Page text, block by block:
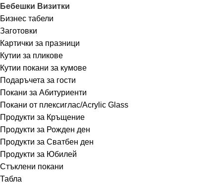
Бебешки Визитки
Бизнес табели
Заготовки
Картички за празници
Кутии за пликове
Кутии покани за кумове
Подаръчета за гости
Покани за Абитуриенти
Покани от плексиглас/Acrylic Glass
Продукти за Кръщение
Продукти за Рожден ден
Продукти за Сватбен ден
Продукти за Юбилей
Стъклени покани
Табла